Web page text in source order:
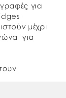
για
μέχρι
για